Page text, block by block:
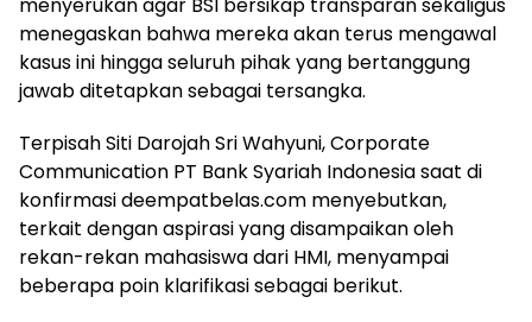
menegaskan bahwa mereka akan terus mengawal
kasus ini hingga seluruh pihak yang bertanggung
jawab ditetapkan sebagai tersangka.
Terpisah Siti Darojah Sri Wahyuni, Corporate
Communication PT Bank Syariah Indonesia saat di
konfirmasi deempatbelas.com menyebutkan,
terkait dengan aspirasi yang disampaikan oleh
rekan-rekan mahasiswa dari HMI, menyampai
beberapa poin klarifikasi sebagai berikut.